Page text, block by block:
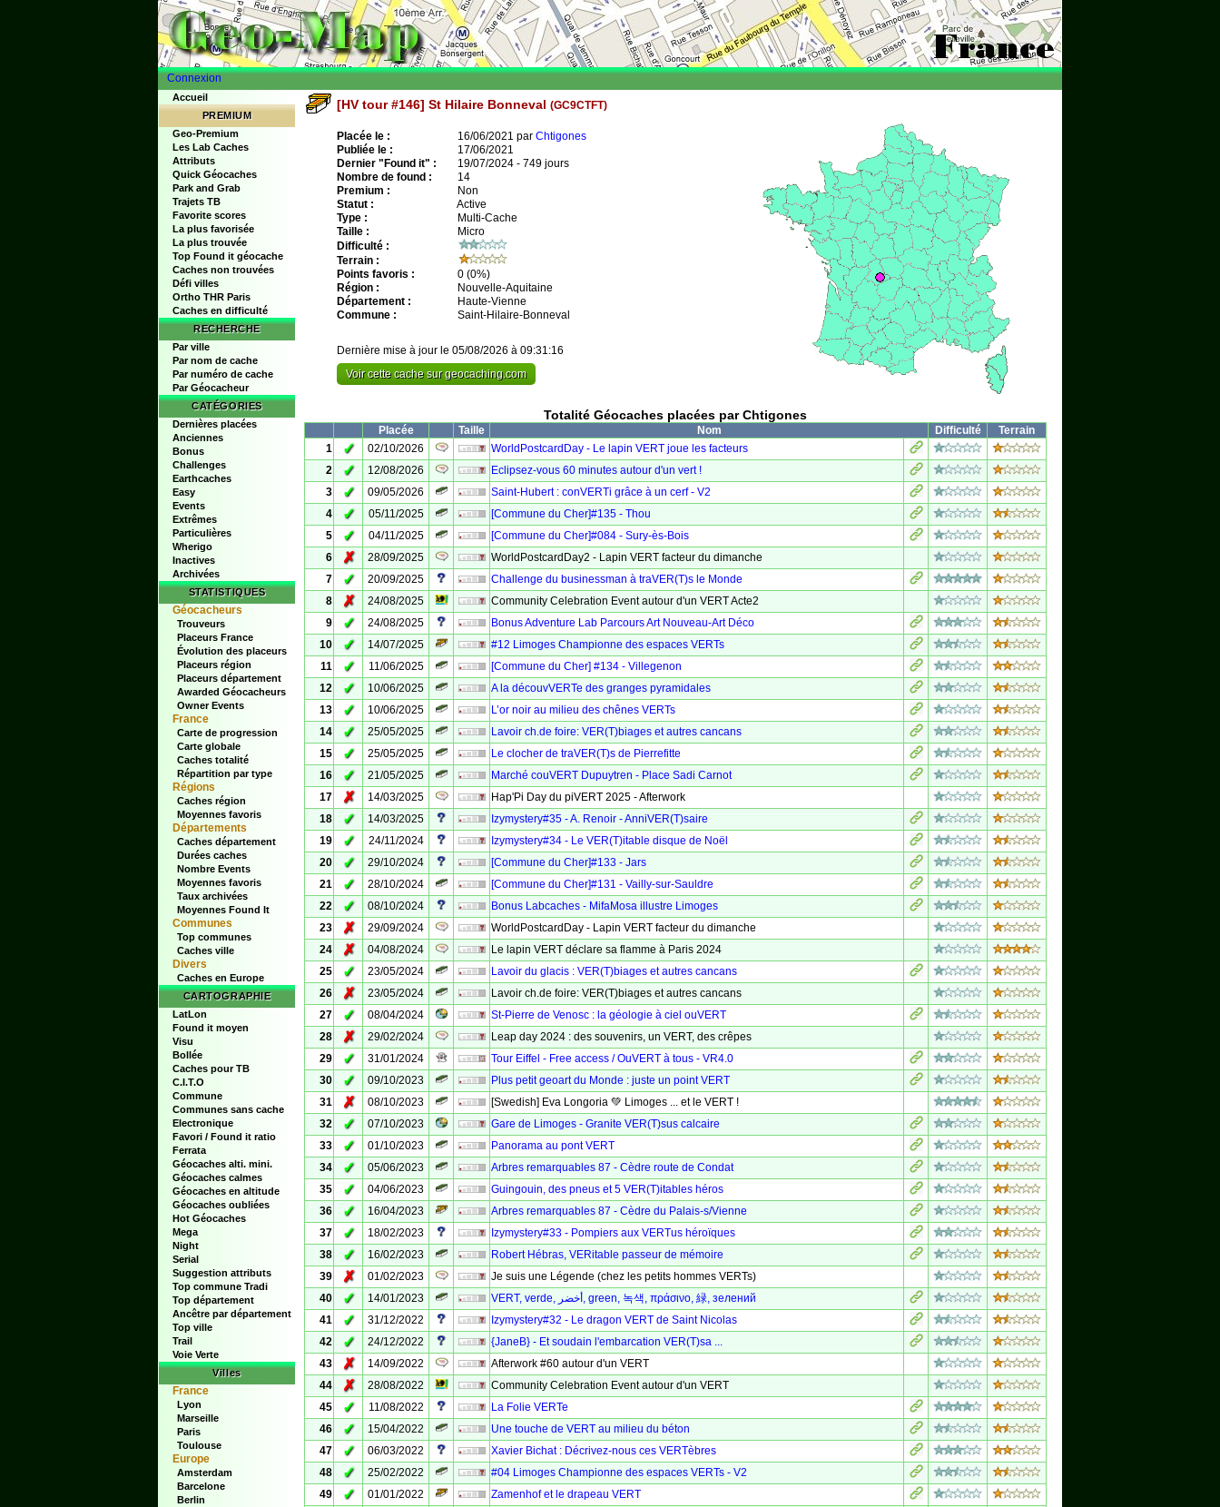
Connexion
Accueil
PREMIUM
Geo-Premium
Les Lab Caches
Attributs
Quick Géocaches
Park and Grab
Trajets TB
Favorite scores
La plus favorisée
La plus trouvée
Top Found it géocache
Caches non trouvées
Défi villes
Ortho THR Paris
Caches en difficulté
RECHERCHE
Par ville
Par nom de cache
Par numéro de cache
Par Géocacheur
CATÉGORIES
Dernières placées
Anciennes
Bonus
Challenges
Earthcaches
Easy
Events
Extrêmes
Particulières
Wherigo
Inactives
Archivées
STATISTIQUES
Géocacheurs
Trouveurs
Placeurs France
Évolution des placeurs
Placeurs région
Placeurs département
Awarded Géocacheurs
Owner Events
France
Carte de progression
Carte globale
Caches totalité
Répartition par type
Régions
Caches région
Moyennes favoris
Départements
Caches département
Durées caches
Nombre Events
Moyennes favoris
Taux archivées
Moyennes Found It
Communes
Top communes
Caches ville
Divers
Caches en Europe
CARTOGRAPHIE
LatLon
Found it moyen
Visu
Bollée
Caches pour TB
C.I.T.O
Commune
Communes sans cache
Electronique
Favori / Found it ratio
Ferrata
Géocaches alti. mini.
Géocaches calmes
Géocaches en altitude
Géocaches oubliées
Hot Géocaches
Mega
Night
Serial
Suggestion attributs
Top commune Tradi
Top département
Ancêtre par département
Top ville
Trail
Voie Verte
Villes
France
Lyon
Marseille
Paris
Toulouse
Europe
Amsterdam
Barcelone
Berlin
[HV tour #146] St Hilaire Bonneval (GC9CTFT)
Placée le : 16/06/2021 par Chtigones
Publiée le :
17/06/2021
Dernier "Found it" :
19/07/2024 - 749 jours
Nombre de found :
14
Premium :
Non
Statut :
Active
Type :
Multi-Cache
Taille :
Micro
Difficulté :
Terrain :
Points favoris :
0 (0%)
Région :
Nouvelle-Aquitaine
Département :
Haute-Vienne
Commune :
Saint-Hilaire-Bonneval
Dernière mise à jour le 05/08/2026 à 09:31:16
Voir cette cache sur geocaching.com
Totalité Géocaches placées par Chtigones
Placée Taille Nom Difficulté
Terrain
1
✓ 02/10/2026
WorldPostcardDay - Le lapin VERT joue les facteurs
2
✓ 12/08/2026
Eclipsez-vous 60 minutes autour d'un vert !
3
✓ 09/05/2026
Saint-Hubert : conVERTi grâce à un cerf - V2
4
✓ 05/11/2025
[Commune du Cher]#135 - Thou
5
✓ 04/11/2025
[Commune du Cher]#084 - Sury-ès-Bois
6
✗ 28/09/2025
WorldPostcardDay2 - Lapin VERT facteur du dimanche
7
✓ 20/09/2025
Challenge du businessman à traVER(T)s le Monde
8
✗ 24/08/2025
Community Celebration Event autour d'un VERT Acte2
9
✓ 24/08/2025
Bonus Adventure Lab Parcours Art Nouveau-Art Déco
10
✓ 14/07/2025
#12 Limoges Championne des espaces VERTs
11
✓ 11/06/2025
[Commune du Cher] #134 - Villegenon
12
✓ 10/06/2025
A la découvVERTe des granges pyramidales
13
✓ 10/06/2025
L’or noir au milieu des chênes VERTs
14
✓ 25/05/2025
Lavoir ch.de foire: VER(T)biages et autres cancans
15
✓ 25/05/2025
Le clocher de traVER(T)s de Pierrefitte
16
✓ 21/05/2025
Marché couVERT Dupuytren - Place Sadi Carnot
17
✗ 14/03/2025
Hap'Pi Day du piVERT 2025 - Afterwork
18
✓ 14/03/2025
Izymystery#35 - A. Renoir - AnniVER(T)saire
19
✓ 24/11/2024
Izymystery#34 - Le VER(T)itable disque de Noël
20
✓ 29/10/2024
[Commune du Cher]#133 - Jars
21
✓ 28/10/2024
[Commune du Cher]#131 - Vailly-sur-Sauldre
22
✓ 08/10/2024
Bonus Labcaches - MifaMosa illustre Limoges
23
✗ 29/09/2024
WorldPostcardDay - Lapin VERT facteur du dimanche
24
✗ 04/08/2024
Le lapin VERT déclare sa flamme à Paris 2024
25
✓ 23/05/2024
Lavoir du glacis : VER(T)biages et autres cancans
26
✗ 23/05/2024
Lavoir ch.de foire: VER(T)biages et autres cancans
27
✓ 08/04/2024
St-Pierre de Venosc : la géologie à ciel ouVERT
28
✗ 29/02/2024
Leap day 2024 : des souvenirs, un VERT, des crêpes
29
✓ 31/01/2024
Tour Eiffel - Free access / OuVERT à tous - VR4.0
30
✓ 09/10/2023
Plus petit geoart du Monde : juste un point VERT
31
✗ 08/10/2023
[Swedish] Eva Longoria 💚 Limoges ... et le VERT !
32
✓ 07/10/2023
Gare de Limoges - Granite VER(T)sus calcaire
33
✓ 01/10/2023
Panorama au pont VERT
34
✓ 05/06/2023
Arbres remarquables 87 - Cèdre route de Condat
35
✓ 04/06/2023
Guingouin, des pneus et 5 VER(T)itables héros
36
✓ 16/04/2023
Arbres remarquables 87 - Cèdre du Palais-s/Vienne
37
✓ 18/02/2023
Izymystery#33 - Pompiers aux VERTus héroïques
38
✓ 16/02/2023
Robert Hébras, VERitable passeur de mémoire
39
✗ 01/02/2023
Je suis une Légende (chez les petits hommes VERTs)
40
✓ 14/01/2023
VERT, verde, أخضر, green, 녹색, πράσινο, 緑, зелений
41
✓ 31/12/2022
Izymystery#32 - Le dragon VERT de Saint Nicolas
42
✓ 24/12/2022
{JaneB} - Et soudain l'embarcation VER(T)sa ...
43
✗ 14/09/2022
Afterwork #60 autour d'un VERT
44
✗ 28/08/2022
Community Celebration Event autour d'un VERT
45
✓ 11/08/2022
La Folie VERTe
46
✓ 15/04/2022
Une touche de VERT au milieu du béton
47
✓ 06/03/2022
Xavier Bichat : Décrivez-nous ces VERTèbres
48
✓ 25/02/2022
#04 Limoges Championne des espaces VERTs - V2
49
✓ 01/01/2022
Zamenhof et le drapeau VERT